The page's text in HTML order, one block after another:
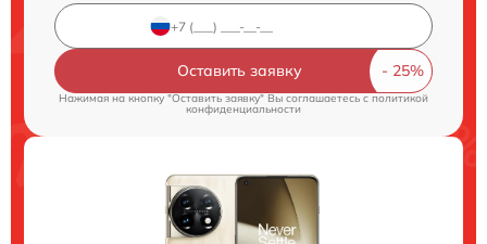
Оставить заявку
Нажимая на кнопку "Оставить заявку" Вы соглашаетесь c политикой
конфиденциальности